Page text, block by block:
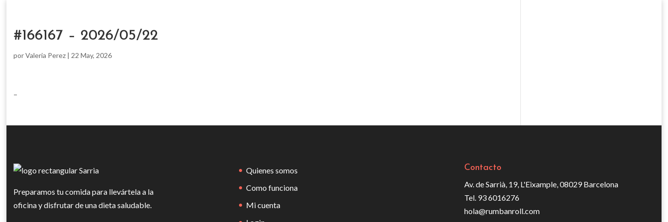
#166167 – 2026/05/22
porValeria Perez| 22 May, 2026
–
Preparamos tu comida para llevártela a la
oficina y disfrutar de una dieta saludable.
Quienes somos
Como funciona
Mi cuenta
Contacto
Av. de Sarrià, 19, L'Eixample, 08029 Barcelona
Tel. 93 6016276
hola@rumbanroll.com